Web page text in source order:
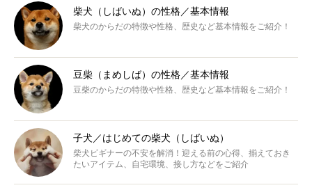
柴犬（しばいぬ）の性格／基本情報
柴犬のからだの特徴や性格、歴史など基本情報をご紹介！
豆柴（まめしば）の性格／基本情報
豆柴のからだの特徴や性格、歴史など基本情報をご紹介！
子犬／はじめての柴犬（しばいぬ）
柴犬ビギナーの不安を解消！迎える前の心得、揃えておき
たいアイテム、自宅環境、接し方などをご紹介